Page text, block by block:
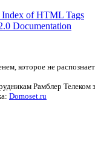
of HTML Tags
Documentation
которое не
Рамблер Телеком
Domoset.ru